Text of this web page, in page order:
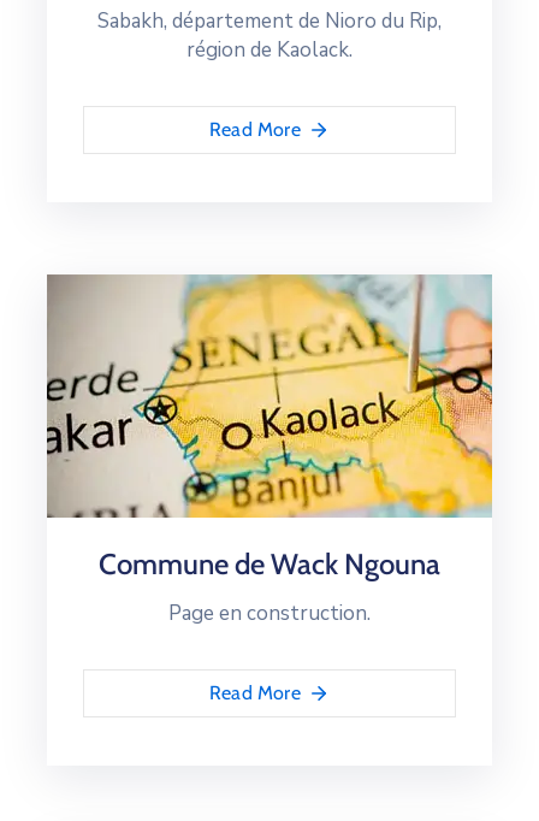
Sabakh, département de Nioro du Rip,
région de Kaolack.
Read More
Commune de Wack Ngouna
Page en construction.
Read More